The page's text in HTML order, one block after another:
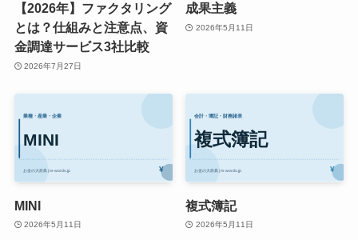
【2026年】ファクタリング
とは？仕組みと注意点、資
金調達サービス3社比較
2026年7月27日
成果主義
2026年5月11日
MINI
2026年5月11日
複式簿記
2026年5月11日